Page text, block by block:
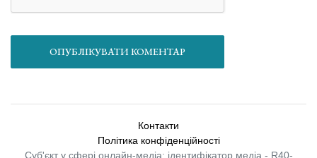
ОПУБЛІКУВАТИ КОМЕНТАР
Контакти
Політика конфіденційності
Суб'єкт у сфері онлайн-медіа; ідентифікатор медіа - R40-